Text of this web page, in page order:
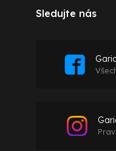
Sledujte nás